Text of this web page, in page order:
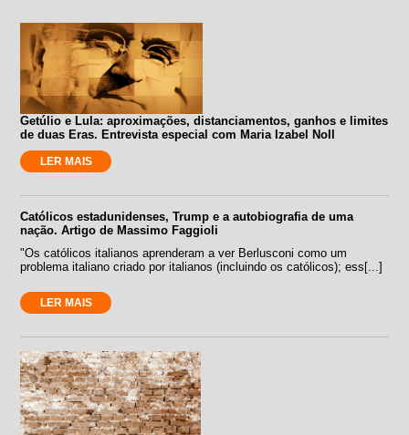
Getúlio e Lula: aproximações, distanciamentos, ganhos e limites
de duas Eras. Entrevista especial com Maria Izabel Noll
LER MAIS
Católicos estadunidenses, Trump e a autobiografia de uma
nação. Artigo de Massimo Faggioli
"Os católicos italianos aprenderam a ver Berlusconi como um
problema italiano criado por italianos (incluindo os católicos); ess[...]
LER MAIS